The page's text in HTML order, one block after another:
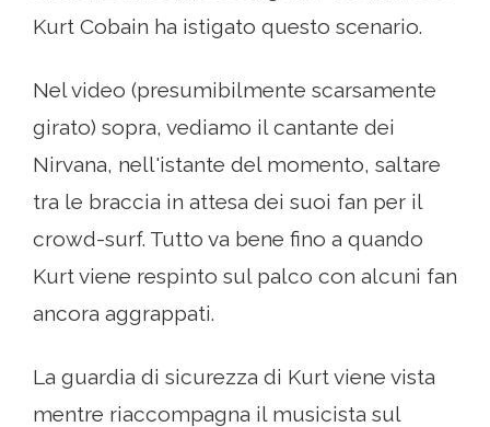
Kurt Cobain ha istigato questo scenario.
Nel video (presumibilmente scarsamente
girato) sopra, vediamo il cantante dei
Nirvana, nell'istante del momento, saltare
tra le braccia in attesa dei suoi fan per il
crowd-surf. Tutto va bene fino a quando
Kurt viene respinto sul palco con alcuni fan
ancora aggrappati.
La guardia di sicurezza di Kurt viene vista
mentre riaccompagna il musicista sul